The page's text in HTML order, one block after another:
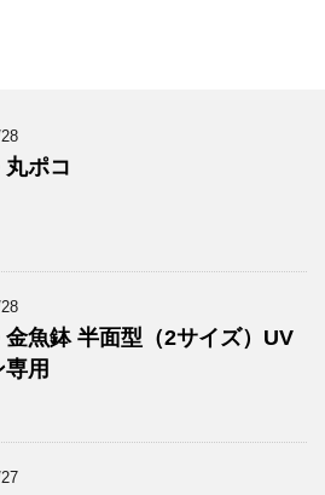
ポコ
金魚鉢 半面型（2サイズ）UV
専用